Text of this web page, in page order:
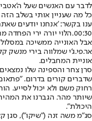
לדבר עם האנשים שעל
כל מה שעניין אותי בשלב
ענו בקשר: 'אנחנו יודעים
00:30. הלוי יורה ירי הפחדה
אבל האונייה ממשיכה
אר.פי.ג'י שמלווה בירי מנשק
אוניית המחבלים.
סרן צחר והספינה שלו
שדברים קורים בדרום.
רחוק משם ולא יכול לסייע.
שיותר מהר. הגברנו את
היכולת".
סג"מ משה זנה ("שיקו"), סגן